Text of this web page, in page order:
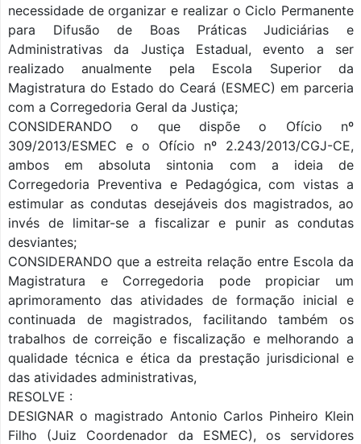
necessidade de organizar e realizar o Ciclo Permanente
para Difusão de Boas Práticas Judiciárias e
Administrativas da Justiça Estadual, evento a ser
realizado anualmente pela Escola Superior da
Magistratura do Estado do Ceará (ESMEC) em parceria
com a Corregedoria Geral da Justiça;
CONSIDERANDO o que dispõe o Ofício nº
309/2013/ESMEC e o Ofício nº 2.243/2013/CGJ-CE,
ambos em absoluta sintonia com a ideia de
Corregedoria Preventiva e Pedagógica, com vistas a
estimular as condutas desejáveis dos magistrados, ao
invés de limitar-se a fiscalizar e punir as condutas
desviantes;
CONSIDERANDO que a estreita relação entre Escola da
Magistratura e Corregedoria pode propiciar um
aprimoramento das atividades de formação inicial e
continuada de magistrados, facilitando também os
trabalhos de correição e fiscalização e melhorando a
qualidade técnica e ética da prestação jurisdicional e
das atividades administrativas,
RESOLVE :
DESIGNAR o magistrado Antonio Carlos Pinheiro Klein
Filho (Juiz Coordenador da ESMEC), os servidores